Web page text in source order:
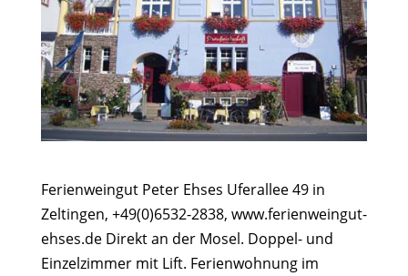
Ferienweingut Peter Ehses Uferallee 49 in
Zeltingen, +49(0)6532-2838, www.ferienweingut-
ehses.de Direkt an der Mosel. Doppel- und
Einzelzimmer mit Lift. Ferienwohnung im